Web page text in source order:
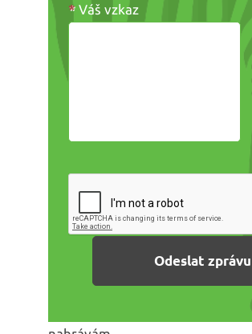
* Váš vzkaz